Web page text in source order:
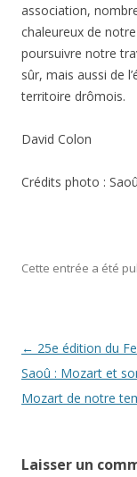
association,
chaleureux de
poursuivre notre
sûr, mais aussi de
territoire drômois.
David Colon
Crédits photo :
Cette entrée a été
Navigation des
← 25e édition du
Saoû : Mozart et
Mozart de notre
Laisser un